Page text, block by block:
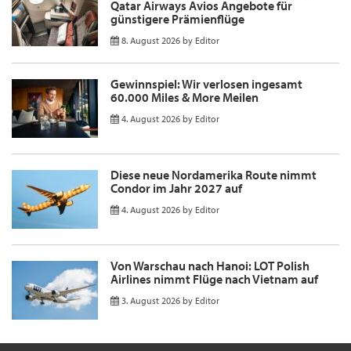
Qatar Airways Avios Angebote für
günstigere Prämienflüge
8. August 2026 by Editor
Gewinnspiel: Wir verlosen ingesamt
60.000 Miles & More Meilen
4. August 2026 by Editor
Diese neue Nordamerika Route nimmt
Condor im Jahr 2027 auf
4. August 2026 by Editor
Von Warschau nach Hanoi: LOT Polish
Airlines nimmt Flüge nach Vietnam auf
3. August 2026 by Editor